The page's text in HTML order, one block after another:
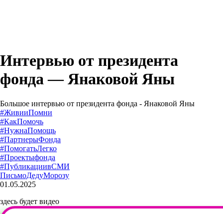
Интервью от президента
фонда — Янаковой Яны
Большое интервью от президента фонда - Янаковой Яны
01.05.2025
здесь будет видео